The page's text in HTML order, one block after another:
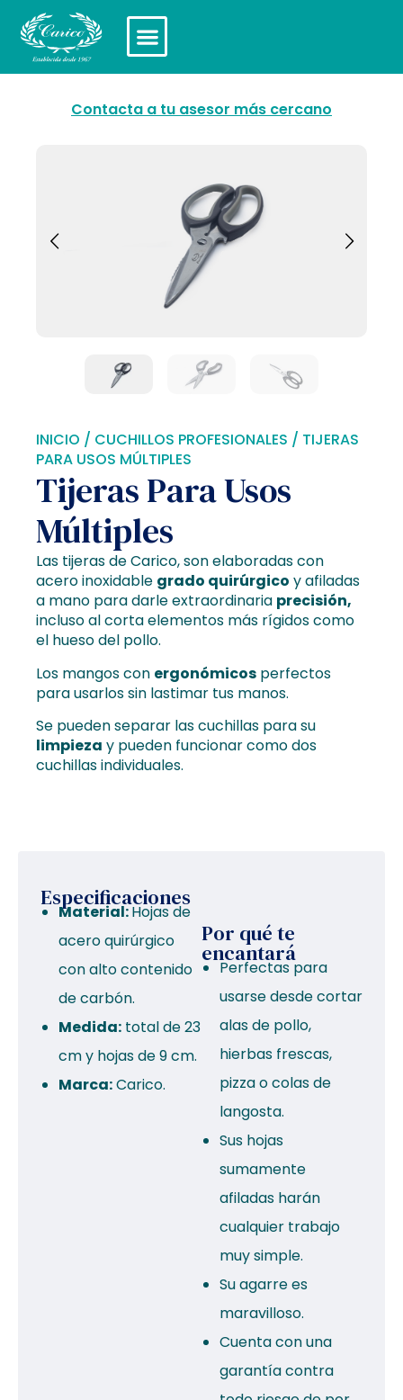
Contacta a tu asesor más cercano
INICIO / CUCHILLOS PROFESIONALES / TIJERAS
PARA USOS MÚLTIPLES
Tijeras Para Usos
Múltiples
Las tijeras de Carico, son elaboradas con
acero inoxidable grado quirúrgico y afiladas
a mano para darle extraordinaria precisión,
incluso al corta elementos más rígidos como
el hueso del pollo.
Los mangos con ergonómicos perfectos
para usarlos sin lastimar tus manos.
Se pueden separar las cuchillas para su
limpieza y pueden funcionar como dos
cuchillas individuales.
Especificaciones
Material:Hojas de
acero quirúrgico
con alto contenido
de carbón.
Medida: total de 23
cm y hojas de 9 cm.
Marca:Carico.
Por qué te
encantará
Perfectas para
usarse desde cortar
alas de pollo,
hierbas frescas,
pizza o colas de
langosta.
Sus hojas
sumamente
afiladas harán
cualquier trabajo
muy simple.
Su agarre es
maravilloso.
Cuenta con una
garantía contra